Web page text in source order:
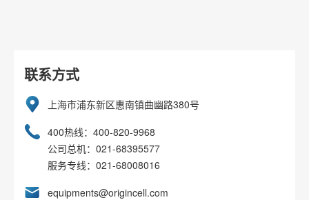
联系方式
上海市浦东新区惠南镇曲幽路380号
400热线：400-820-9968
公司总机：021-68395577
服务专线：021-68008016
equipments@origincell.com